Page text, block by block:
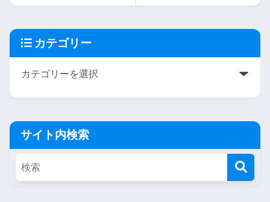
カテゴリー
サイト内検索